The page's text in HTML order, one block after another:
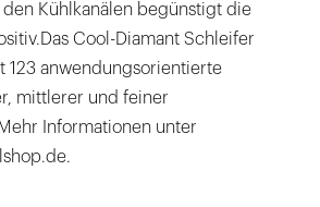
den Kühlkanälen begünstigt die
Cool-Diamant Schleifer
123 anwendungsorientierte
mittlerer und feiner
Informationen unter